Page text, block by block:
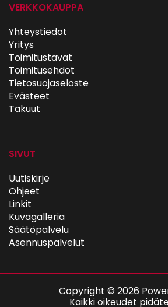
VERKKOKAUPPA
Yhteystiedot
Yritys
Toimitustavat
Toimitusehdot
Tietosuojaseloste
Evästeet
Takuut
SIVUT
Uutiskirje
Ohjeet
Linkit
Kuvagalleria
Säätöpalvelu
Asennuspalvelut
Copyright © 2026
Kaikki oikeudet